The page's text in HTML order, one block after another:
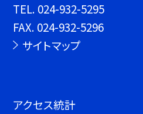
TEL. 024-932-5295
FAX. 024-932-5296
サイトマップ
アクセス統計